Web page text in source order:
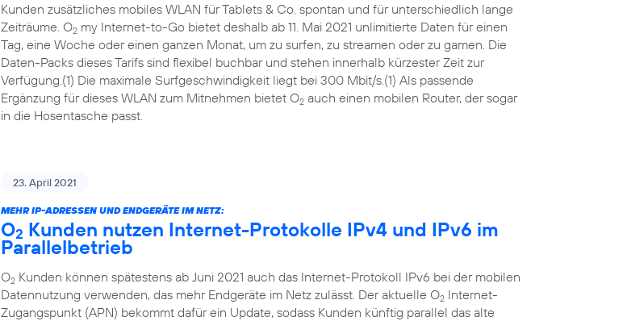
Kunden zusätzliches mobiles WLAN für Tablets & Co. spontan und für unterschiedlich lange
Zeiträume. O2 my Internet-to-Go bietet deshalb ab 11. Mai 2021 unlimitierte Daten für einen
Tag, eine Woche oder einen ganzen Monat, um zu surfen, zu streamen oder zu gamen. Die
Daten-Packs dieses Tarifs sind flexibel buchbar und stehen innerhalb kürzester Zeit zur
Verfügung.(1) Die maximale Surfgeschwindigkeit liegt bei 300 Mbit/s.(1) Als passende
Ergänzung für dieses WLAN zum Mitnehmen bietet O2 auch einen mobilen Router, der sogar
in die Hosentasche passt.
23. April 2021
MEHR IP-ADRESSEN UND ENDGERÄTE IM NETZ:
O2 Kunden nutzen Internet-Protokolle IPv4 und IPv6 im
Parallelbetrieb
O2 Kunden können spätestens ab Juni 2021 auch das Internet-Protokoll IPv6 bei der mobilen
Datennutzung verwenden, das mehr Endgeräte im Netz zulässt. Der aktuelle O2 Internet-
Zugangspunkt (APN) bekommt dafür ein Update, sodass Kunden künftig parallel das alte